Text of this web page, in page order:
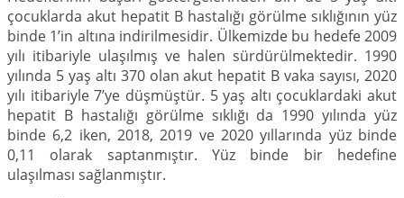
çocuklarda akut hepatit B hastalığı görülme sıklığının yüz
binde 1’in altına indirilmesidir. Ülkemizde bu hedefe 2009
yılı itibariyle ulaşılmış ve halen sürdürülmektedir. 1990
yılında 5 yaş altı 370 olan akut hepatit B vaka sayısı, 2020
yılı itibariyle 7’ye düşmüştür. 5 yaş altı çocuklardaki akut
hepatit B hastalığı görülme sıklığı da 1990 yılında yüz
binde 6,2 iken, 2018, 2019 ve 2020 yıllarında yüz binde
0,11 olarak saptanmıştır. Yüz binde bir hedefine
ulaşılması sağlanmıştır.